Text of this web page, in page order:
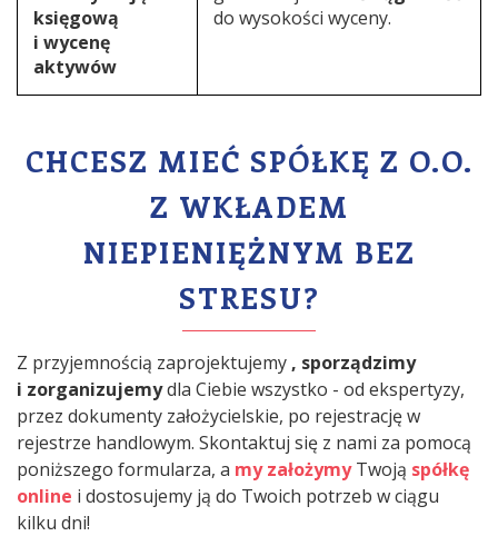
księgową
i wycenę
aktywów
do wysokości wyceny.
CHCESZ MIEĆ SPÓŁKĘ Z O.O.
Z WKŁADEM
NIEPIENIĘŻNYM BEZ
STRESU?
Z przyjemnością zaprojektujemy , sporządzimy
i zorganizujemydla Ciebie wszystko - od ekspertyzy,
przez dokumenty założycielskie, po rejestrację w
rejestrze handlowym. Skontaktuj się z nami za pomocą
poniższego formularza, a my założymyTwoją spółkę
online i dostosujemy ją do Twoich potrzeb w ciągu
kilku dni!